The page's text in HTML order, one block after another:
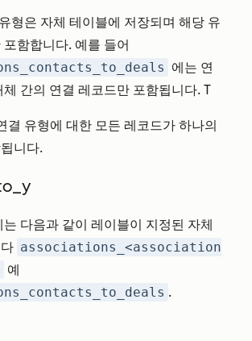
형은 자체 테이블에 저장되며 해당 유
함합니다. 예를 들어
에는 연
간의 연결 레코드만 포함됩니다. T
결 유형에 대한 모든 레코드가 하나의
니다.
다음과 같이 레이블이 지정된 자체
associations_<association
예
.